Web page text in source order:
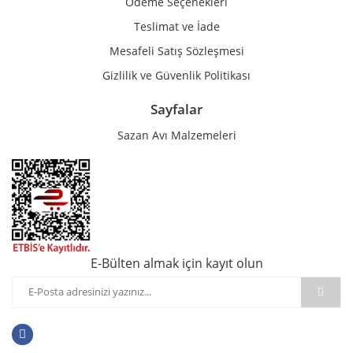
Teslimat ve İade
Mesafeli Satış Sözleşmesi
Gizlilik ve Güvenlik Politikası
Sayfalar
Sazan Avı Malzemeleri
E-Bülten almak için kayıt olun